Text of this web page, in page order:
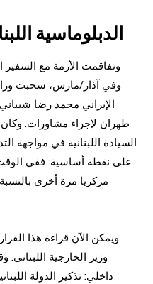
الدبلوماسية
وتفاقمت الأزمة مع
وفي آذار/مارس، سحبت وزارة
الإيراني محمد رضا
طهران لإجراء مشاورات.
السيادة اللبنانية في مواجهة
على نقطة أساسية: ففي الوقت
مركزيا مرة أخرى
ويمكن الآن قراءة هذا
وزير الخارجية
داخلي: تذكير الدولة